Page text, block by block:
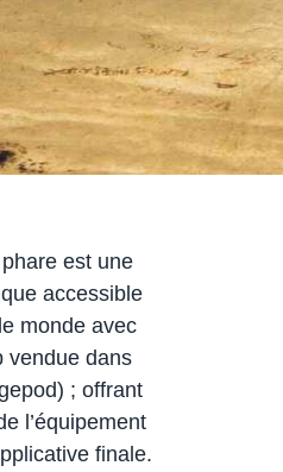
est une
accessible
monde avec
vendue dans
; offrant
l’équipement
finale.